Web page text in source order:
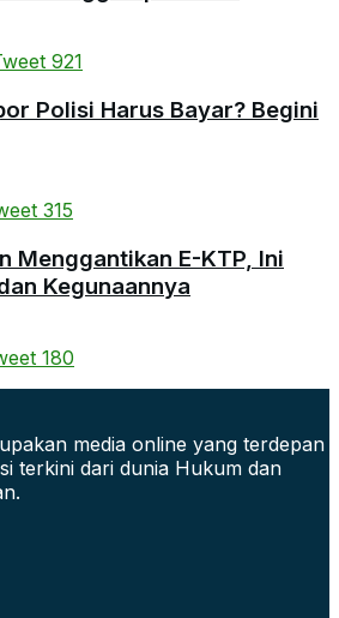
921
Polisi Harus Bayar? Begini
315
Menggantikan E-KTP, Ini
Kegunaannya
180
media online yang terdepan
terkini dari dunia Hukum dan